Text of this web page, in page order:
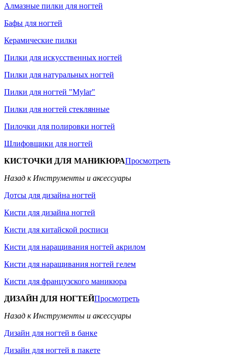
Алмазные пилки для ногтей
Бафы для ногтей
Керамические пилки
Пилки для искусственных ногтей
Пилки для натуральных ногтей
Пилки для ногтей "Mylar"
Пилки для ногтей стеклянные
Пилочки для полировки ногтей
Шлифовщики для ногтей
КИСТОЧКИ ДЛЯ МАНИКЮРАПросмотреть
Назад к Инструменты и аксессуары
Дотсы для дизайна ногтей
Кисти для дизайна ногтей
Кисти для китайской росписи
Кисти для наращивания ногтей акрилом
Кисти для наращивания ногтей гелем
Кисти для французского маникюра
ДИЗАЙН ДЛЯ НОГТЕЙПросмотреть
Назад к Инструменты и аксессуары
Дизайн для ногтей в банке
Дизайн для ногтей в пакете